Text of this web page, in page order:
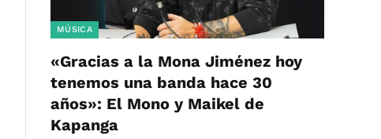
MÚSICA
«Gracias a la Mona Jiménez hoy
tenemos una banda hace 30
años»: El Mono y Maikel de
Kapanga